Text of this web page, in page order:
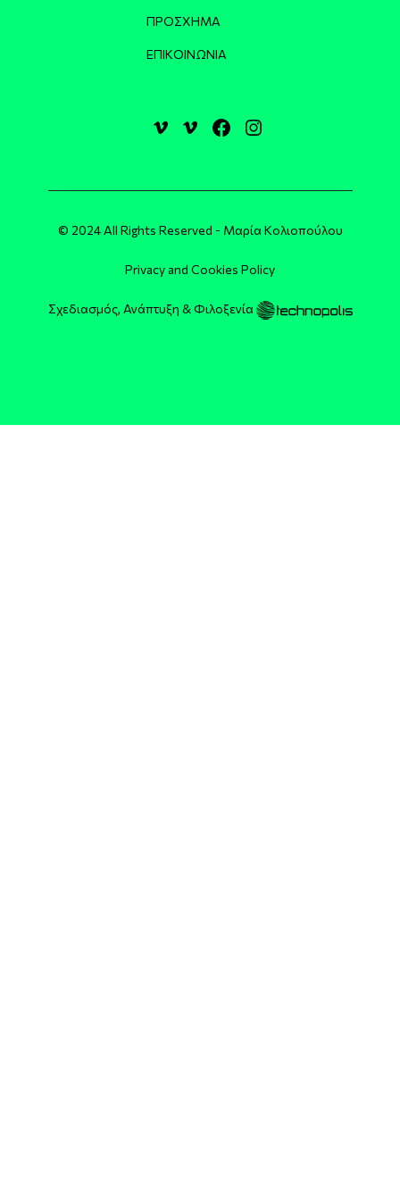
ΠΡΌΣΧΗΜΑ
ΕΠΙΚΟΙΝΩΝΊΑ
© 2024 All Rights Reserved - Μαρία Κολιοπούλου
Privacy and Cookies Policy
Σχεδιασμός, Ανάπτυξη & Φιλοξενία